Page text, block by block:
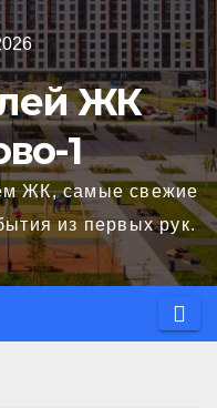
ЖК
1
ЖК, самые свежие
из первых рук.